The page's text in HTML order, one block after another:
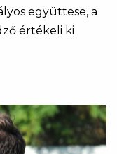
együttese, a
értékeli ki